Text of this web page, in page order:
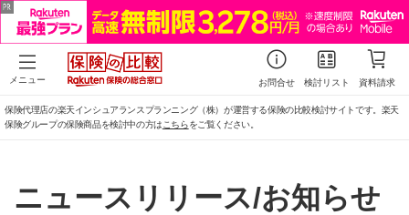
メニュー お問合せ 検討リスト 資料請求
保険代理店の楽天インシュアランスプランニング（株）が運営する保険の比較検討サイトです。楽天
保険グループの保険商品を検討中の方は こちらをご覧ください。
ニュースリリース/お知らせ